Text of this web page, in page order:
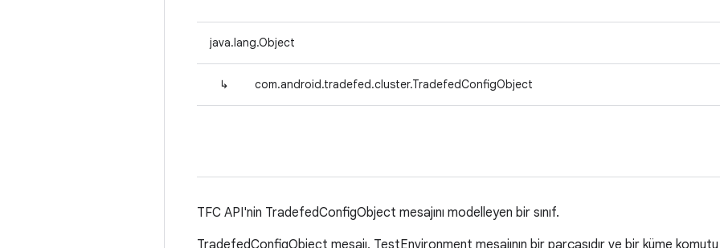
java.lang.Object
↳ com.android.tradefed.cluster.TradefedConfigObject
TFC API'nin TradefedConfigObject mesajını modelleyen bir sınıf.
TradefedConfigObject mesajı, TestEnvironment mesajının bir parçasıdır ve bir küme komutu